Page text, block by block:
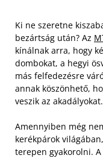
Ki ne szeretne
bezártság után? Az
kínálnak arra, hogy
dombokat, a hegyi
más felfedezésre
annak köszönhető,
veszik az akadályokat.
Amennyiben még
kerékpárok
terepen gyakorolni.